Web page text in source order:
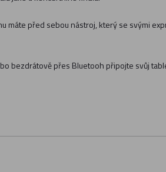
máte před sebou nástroj, který se svými
bezdrátově přes Bluetooh připojte svůj